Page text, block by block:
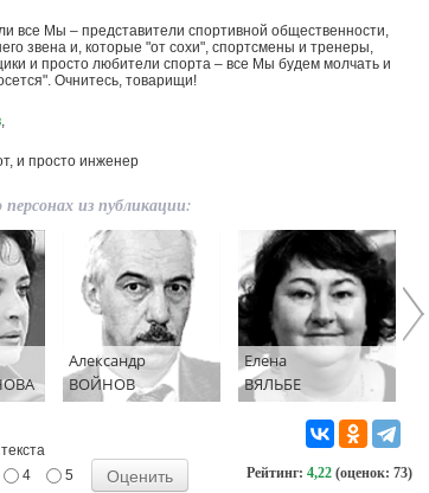
все Мы – представители спортивной общественности,
звена и, которые "от сохи", спортсмены и тренеры,
и просто любители спорта – все Мы будем молчать и
Очнитесь, товарищи!
,
и просто инженер
из публикации:
Александр
ВОЙНОВ
Елена
ВЯЛЬБЕ
Рейтинг: 4,22 (оценок: 73)
4 5